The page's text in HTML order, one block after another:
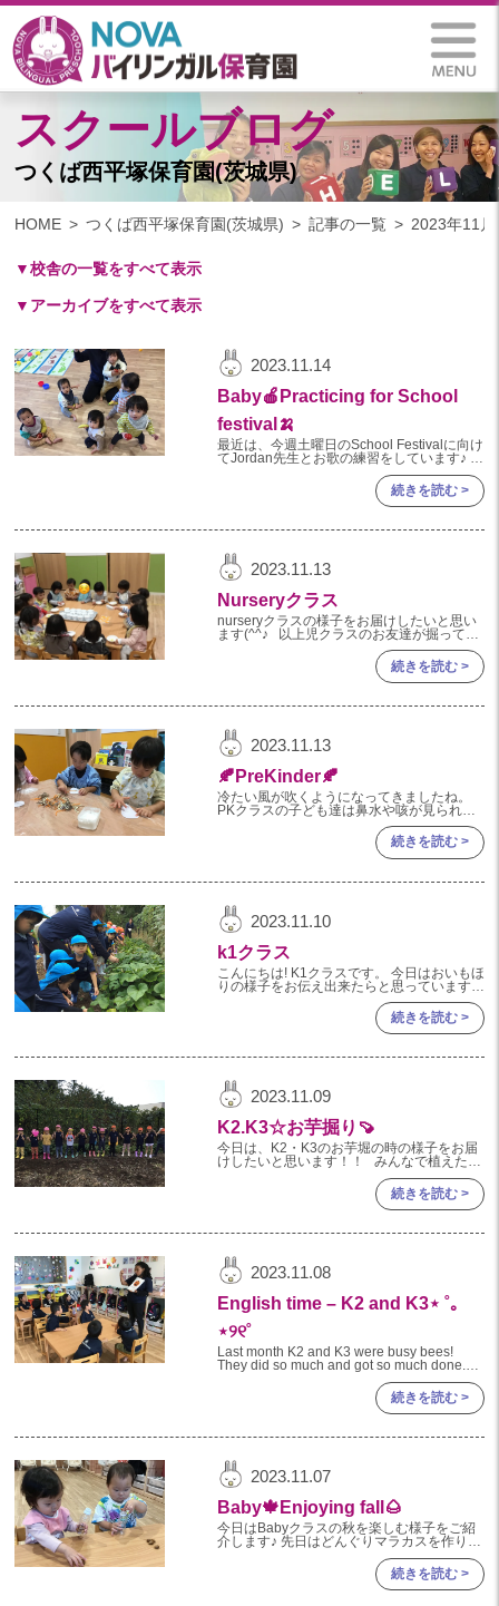
スクールブログ
つくば西平塚保育園(茨城県)
HOME つくば西平塚保育園(茨城県) 記事の一覧 2023年11月
▼校舎の一覧をすべて表示
札幌保育園（北海道）
仙台富沢保育園（宮城県）
印西東の原保育園(千葉県)
つくば西平塚保育園(茨城県)
▼アーカイブをすべて表示
2024年 12月(13)
2024年 11月(15)
2024年 10月(15)
2024年 06月(18)
2024年 05月(18)
2024年 04月(21)
2024年 03月(18)
2024年 01月(20)
2023
2023年 12月(19)
2023年 11月(20)
2023年 08月(21)
2023年 07月(21)
2023年 06月(21)
2023年 05月(20)
2023年 03月(2)
2023.11.14
Baby🍎Practicing for School
festival🍌
最近は、今週土曜日のSchool Festivalに向け
てJordan先生とお歌の練習をしています♪ 最
初はJordan先生に慣れずに涙していたお友
だちも大分慣れて、一緒にお歌を楽しんでい
続きを読む >
2023.11.13
Nurseryクラス
nurseryクラスの様子をお届けしたいと思い
ます(^^♪ 以上児クラスのお友達が掘ってく
続きを読む >
2023.11.13
🍂PreKinder🍂
冷たい風が吹くようになってきましたね。
PKクラスの子ども達は鼻水や咳が見られる
子もいますが、みんな元気にお外を走ってい
続きを読む >
2023.11.10
k1クラス
こんにちは! K1クラスです。 今日はおいもほ
りの様子をお伝え出来たらと思っています。
子ども達は前日からおいもほりを楽しみにし
続きを読む >
2023.11.09
K2.K3☆お芋掘り🍠
今日は、K2・K3のお芋堀の時の様子をお届
けしたいと思います！！ みんなで植えたさ
続きを読む >
2023.11.08
English time – K2 and K3⋆ ˚｡
⋆୨୧˚
Last month K2 and K3 were busy bees!
They did so much and got so much done.
続きを読む >
2023.11.07
Baby🍁Enjoying fall🌰
今日はBabyクラスの秋を楽しむ様子をご紹
介します♪ 先日はどんぐりマラカスを作りま
になって、どんぐりをコロンとボトルの中に
続きを読む >